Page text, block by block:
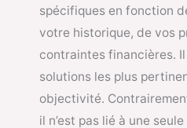
spécifiques en fonction
votre historique, de vos
contraintes financières.
solutions les plus
objectivité.
il n’est pas lié à une